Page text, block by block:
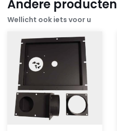
Andere producten
Wellicht ook iets voor u